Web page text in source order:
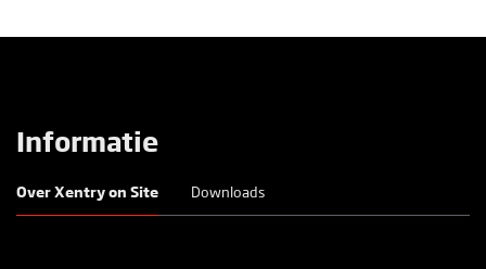
Informatie
Over Xentry on Site Downloads